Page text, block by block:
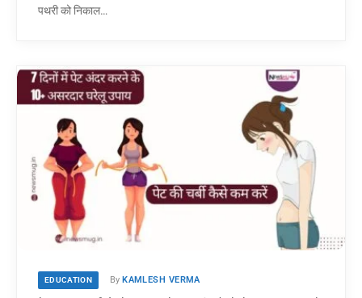
पथरी को निकाल…
EDUCATION By KAMLESH VERMA